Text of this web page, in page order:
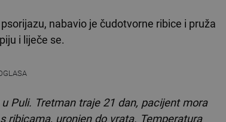
nabavio je čudotvorne ribice i pruža
i liječe se.
Puli. Tretman traje 21 dan, pacijent mora
ribicama, uronjen do vrata. Temperatura